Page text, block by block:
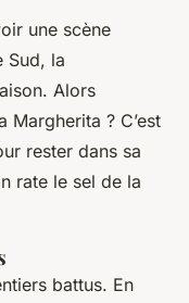
une scène
Sud, la
Alors
Margherita ? C’est
rester dans sa
rate le sel de la
battus. En